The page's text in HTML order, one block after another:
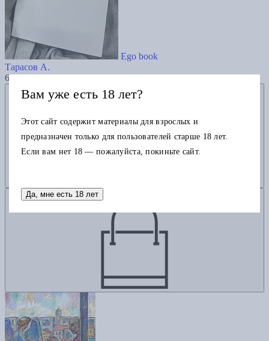
Ego book
Тарасов А.
6000
Добавить в избранное
Вам уже есть 18 лет?
Этот сайт содержит материалы для взрослых и
предназначен только для пользователей старше 18 лет.
Если вам нет 18 — пожалуйста, покиньте сайт.
Да, мне есть 18 лет